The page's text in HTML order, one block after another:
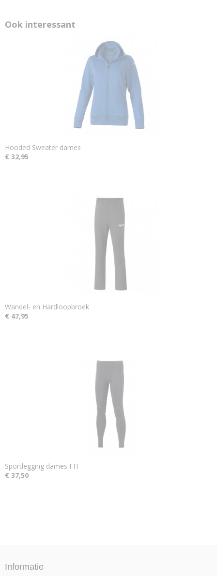
Ook interessant
Hooded Sweater dames
€ 32,95
Wandel- en Hardloopbroek
€ 47,95
Sportlegging dames FIT
€ 37,50
Informatie